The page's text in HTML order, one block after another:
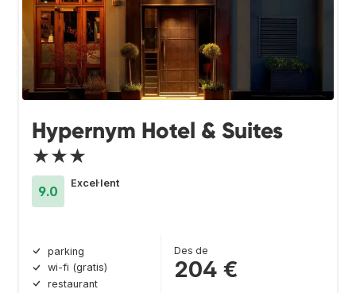
Hypernym Hotel & Suites
★★★
9.0
Excel·lent
parking
wi-fi (gratis)
restaurant
Des de
204 €